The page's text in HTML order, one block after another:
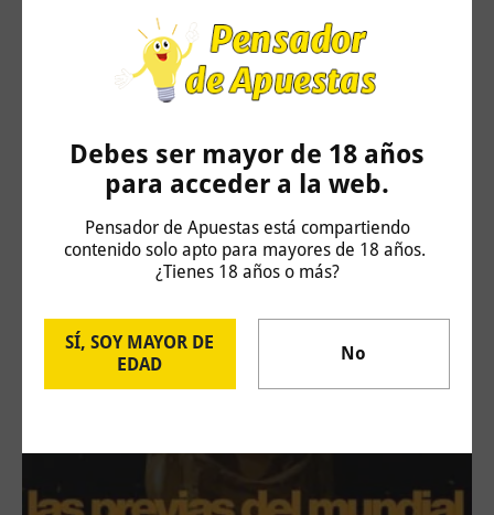
Debes ser mayor de 18 años
para acceder a la web.
Pensador de Apuestas está compartiendo
contenido solo apto para mayores de 18 años.
¿Tienes 18 años o más?
SÍ, SOY MAYOR DE
EDAD
No
Las previas Temprano López del Mundial 2026 –
18 de julio de 2026